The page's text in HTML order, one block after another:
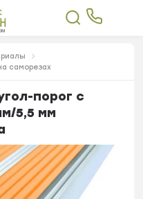
саморезах
порог с
5,5 мм